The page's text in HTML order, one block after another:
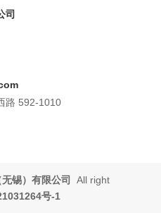
司
路 592-1010
锡）有限公司
All right
号-1